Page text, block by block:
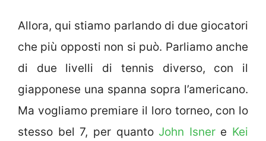
Allora, qui stiamo parlando di due giocatori
che più opposti non si può. Parliamo anche
di due livelli di tennis diverso, con il
giapponese una spanna sopra l’americano.
Ma vogliamo premiare il loro torneo, con lo
stesso bel 7, per quanto John Isner e Kei